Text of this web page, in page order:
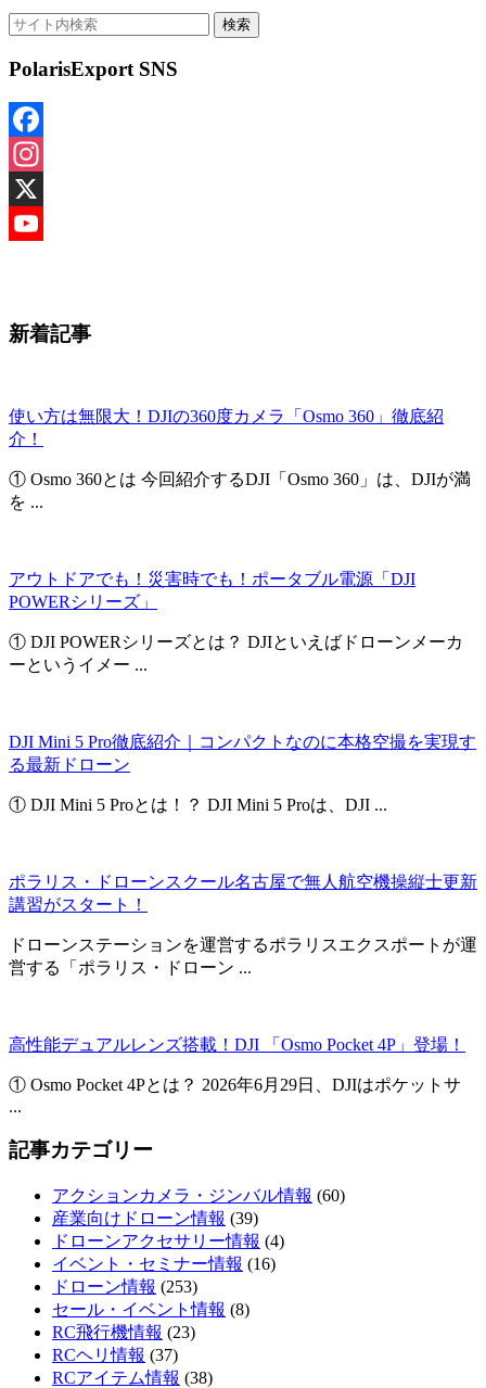
PolarisExport SNS
Facebook
Instagram
X
新着記事
使い方は無限大！DJIの360度カメラ「Osmo 360」徹底紹
介！
① Osmo 360とは 今回紹介するDJI「Osmo 360」は、DJIが満
を ...
アウトドアでも！災害時でも！ポータブル電源「DJI
POWERシリーズ」
① DJI POWERシリーズとは？ DJIといえばドローンメーカ
ーというイメー ...
DJI Mini 5 Pro徹底紹介｜コンパクトなのに本格空撮を実現す
る最新ドローン
① DJI Mini 5 Proとは！？ DJI Mini 5 Proは、DJI ...
ポラリス・ドローンスクール名古屋で無人航空機操縦士更新
講習がスタート！
ドローンステーションを運営するポラリスエクスポートが運
営する「ポラリス・ドローン ...
高性能デュアルレンズ搭載！DJI 「Osmo Pocket 4P」登場！
① Osmo Pocket 4Pとは？ 2026年6月29日、DJIはポケットサ
...
記事カテゴリー
アクションカメラ・ジンバル情報 (60)
産業向けドローン情報 (39)
ドローンアクセサリー情報 (4)
イベント・セミナー情報 (16)
ドローン情報 (253)
セール・イベント情報 (8)
RC飛行機情報 (23)
RCヘリ情報 (37)
RCアイテム情報 (38)